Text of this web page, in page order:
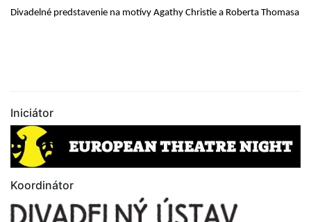
Divadelné predstavenie na motívy Agathy Christie a Roberta Thomasa
Iniciátor
Koordinátor